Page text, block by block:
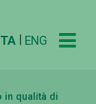
ENG
in qualità di